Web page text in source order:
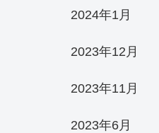
2024年1月
2023年12月
2023年11月
2023年6月